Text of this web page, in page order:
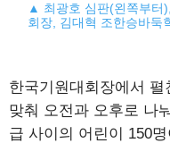
▲ 최광호 심판(왼쪽부터
회장, 김대혁 조한승바둑
한국기원대회장에서
맞춰 오전과 오후로 나
급 사이의 어린이 150